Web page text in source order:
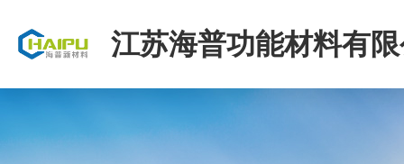
江苏海普功能材料有